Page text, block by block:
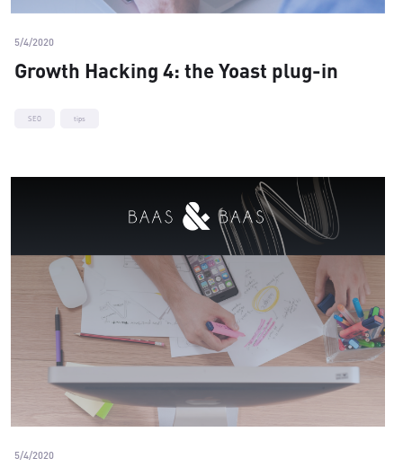
SEO tips
5/4/2020
Growth Hacking 4: the Yoast plug-in
5/4/2020